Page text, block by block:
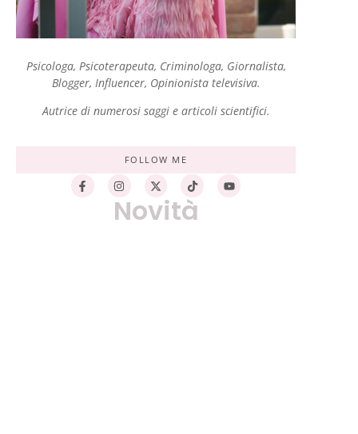
Psicologa, Psicoterapeuta, Criminologa, Giornalista,
Blogger, Influencer, Opinionista televisiva.
Autrice di numerosi saggi e articoli scientifici.
FOLLOW ME
Novità